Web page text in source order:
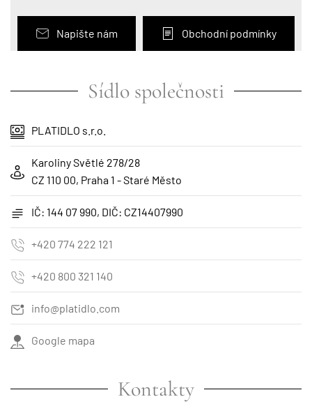
Napište nám Obchodní podmínky
Sídlo společnosti
PLATIDLO s.r.o.
Karoliny Světlé 278/28
CZ 110 00, Praha 1 - Staré Město
IČ: 144 07 990, DIČ: CZ14407990
+420 774 222 121
+420 800 321 140
info@platidlo.com
Google mapa
Kontakty